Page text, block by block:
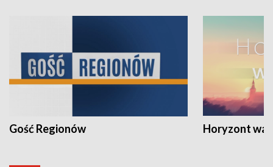
Gość Regionów Horyzont